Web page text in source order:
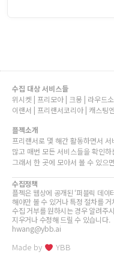
수집 대상 서비스들
위시켓 | 프리모아 | 크몽 | 라우드
이랜서 | 프리랜서코리아 | 캐스팅엔
플젝소개
프리랜서로 몇 해간 활동하면서
많고 매번 모든 서비스들을 확인
그래서 한 곳에 모아서 볼 수 있으
수집정책
플젝은 웹상에 공개된 ‘퍼블릭 데
해야만 볼 수 있거나 특정 절차를
수집 거부를 원하시는 경우 알려주
지우거나 수정해 드릴 수 있습니다.
hwang@ybb.ai
Made by YBB